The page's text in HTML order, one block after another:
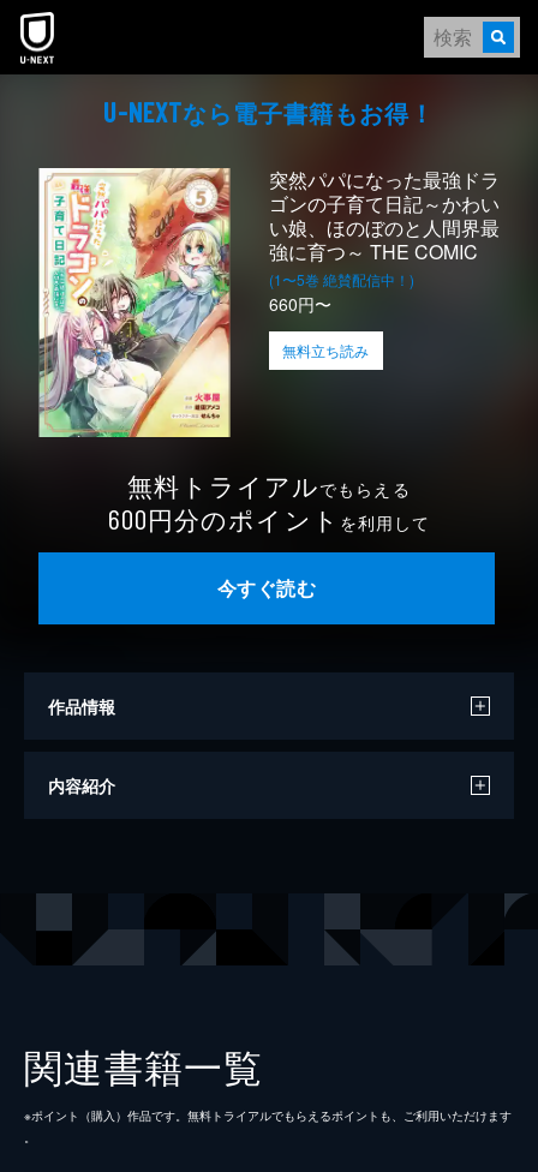
本文へスキップ
U-NEXTなら電⼦書籍もお得！
突然パパになった最強ドラ
ゴンの子育て日記～かわい
い娘、ほのぼのと人間界最
強に育つ～ THE COMIC
(1〜5巻 絶賛配信中！)
660円〜
無料立ち読み
無料トライアルでもらえる
600円分のポイント を利用して
今すぐ読む
作品情報
漫画
掲載誌 コミックライド
内容紹介
関連書籍一覧
※ポイント（購⼊）作品です。無料トライアルでもらえるポイントも、ご利⽤いただけます
。